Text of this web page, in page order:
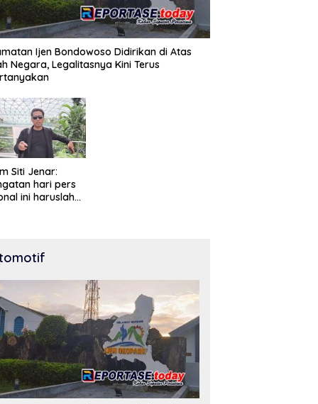
Ijen Bondowoso Didirikan di Atas
Negara, Legalitasnya Kini Terus
Siti Jenar:
hari pers
ini haruslah
dan menjaga